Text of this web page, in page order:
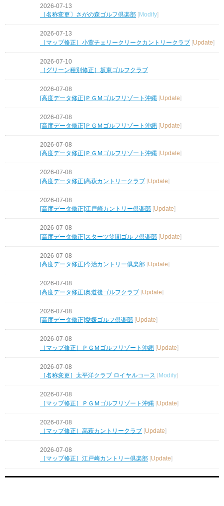
2026-07-13
［名称変更〕さがの森ゴルフ倶楽部
Modify
2026-07-13
［マップ修正］小萱チェリークリークカントリークラブ [Update]
2026-07-10
［グリーン種別修正］坂東ゴルフクラブ
2026-07-08
[高度データ修正]ＰＧＭゴルフリゾート沖縄 [Update]
2026-07-08
[高度データ修正]ＰＧＭゴルフリゾート沖縄 [Update]
2026-07-08
[高度データ修正]ＰＧＭゴルフリゾート沖縄 Update
2026-07-08
[高度データ修正]高萩カントリークラブ [Update]
2026-07-08
[高度データ修正]江戸崎カントリー倶楽部 Update
2026-07-08
[高度データ修正]スターツ笠間ゴルフ倶楽部 [Update]
2026-07-08
[高度データ修正]今治カントリー倶楽部 Update
2026-07-08
[高度データ修正]奥道後ゴルフクラブ [Update]
2026-07-08
[高度データ修正]愛媛ゴルフ倶楽部 Update
2026-07-08
［マップ修正］ＰＧＭゴルフリゾート沖縄 [Update]
2026-07-08
［名称変更］太平洋クラブ ロイヤルコース [Modify]
2026-07-08
［マップ修正］ＰＧＭゴルフリゾート沖縄 [Update]
2026-07-08
［マップ修正］高萩カントリークラブ [Update]
2026-07-08
［マップ修正］江戸崎カントリー倶楽部 Update